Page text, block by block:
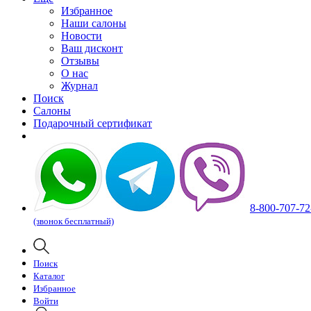
Избранное
Наши салоны
Новости
Ваш дисконт
Отзывы
О нас
Журнал
Поиск
Салоны
Подарочный сертификат
8-800-707-
(звонок бесплатный)
Поиск
Каталог
Избранное
Войти